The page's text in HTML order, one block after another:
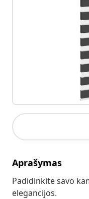
Aprašymas
Padidinkite savo
elegancijos.